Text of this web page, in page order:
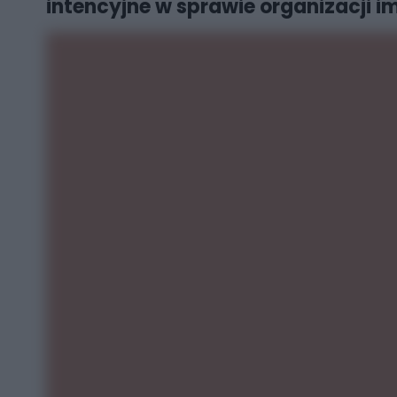
intencyjne w sprawie organizacji